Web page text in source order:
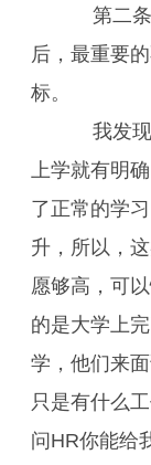
第二条
后，最重要
标。
我发现
上学就有明
了正常的学
升，所以，
愿够高，可
的是大学上
学，他们来
只是有什么
问HR你能给